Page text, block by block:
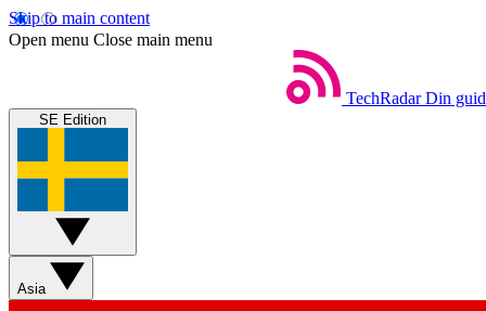
Skip to main content
Open menu Close main menu
TechRadar Din
SE Edition
Asia